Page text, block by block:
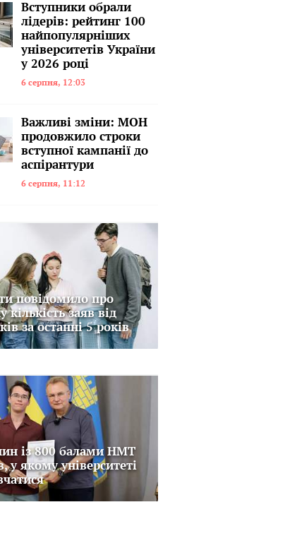
Вступники обрали
лідерів: рейтинг 100
найпопулярніших
університетів України
у 2026 році
6 серпня, 12:03
Важливі зміни: МОН
продовжило строки
вступної кампанії до
аспірантури
6 серпня, 11:12
повідомило про
кількість заяв від
за останні 5 років
із 800 балами НМТ
у якому університеті